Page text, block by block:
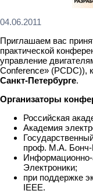
04.06.2011
Приглашаем вас
практической
управление
Conference» (PCDC)),
Санкт-Петербурге.
Организаторы
Российская
Академия
проф. М.А. Бонч-
Информационно-
Электроники;
при поддержке
IEEE.